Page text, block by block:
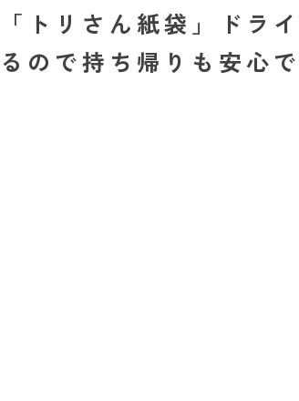
「トリさん紙袋」ドラ
るので持ち帰りも安心で